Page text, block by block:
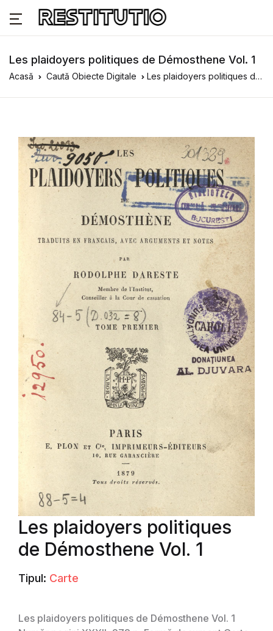
Les plaidoyers politiques de Démosthene Vol. 1
Acasă Caută Obiecte Digitale Les plaidoyers politiques de Démosthene Vol. 1
Les plaidoyers politiques
de Démosthene Vol. 1
Tipul: Carte
Les plaidoyers politiques de Démosthene Vol. 1